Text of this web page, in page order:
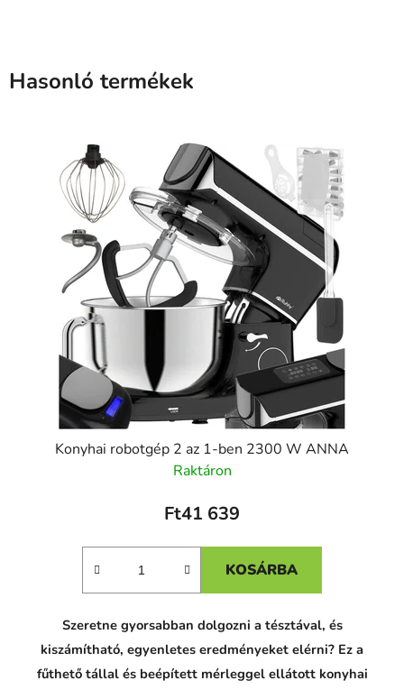
Hasonló termékek
Konyhai robotgép 2 az 1-ben 2300 W ANNA
Raktáron
Ft41 639
KOSÁRBA
Szeretne gyorsabban dolgozni a tésztával, és
kiszámítható, egyenletes eredményeket elérni? Ez a
fűthető tállal és beépített mérleggel ellátott konyhai